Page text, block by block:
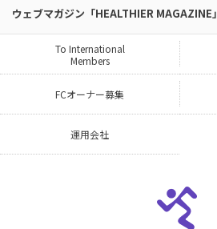
ウェブマガジン「HEALTHIER MAGAZINE」
To International
Members
FCオーナー募集
運用会社